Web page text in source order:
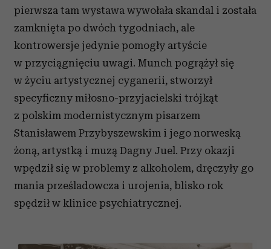
pierwsza tam wystawa wywołała skandal i została
zamknięta po dwóch tygodniach, ale
kontrowersje jedynie pomogły artyście
w przyciągnięciu uwagi. Munch pogrążył się
w życiu artystycznej cyganerii, stworzył
specyficzny miłosno-przyjacielski trójkąt
z polskim modernistycznym pisarzem
Stanisławem Przybyszewskim i jego norweską
żoną, artystką i muzą Dagny Juel. Przy okazji
wpędził się w problemy z alkoholem, dręczyły go
mania prześladowcza i urojenia, blisko rok
spędził w klinice psychiatrycznej.